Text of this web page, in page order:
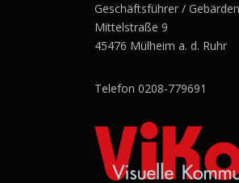
Geschäftsführer /
Mittelstraße 9
45476 Mülheim a. d. Ruhr
Telefon 0208-779691